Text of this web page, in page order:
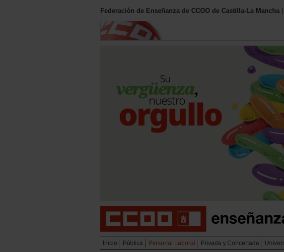
Federación de Enseñanza de CCOO de Castilla-La Mancha
Inicio Pública Personal Laboral Privada y Concertada